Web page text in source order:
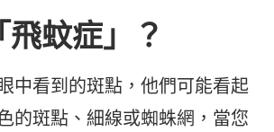
蚊症」？
中看到的斑點，他們可能看起
的斑點、細線或蜘蛛網，當您